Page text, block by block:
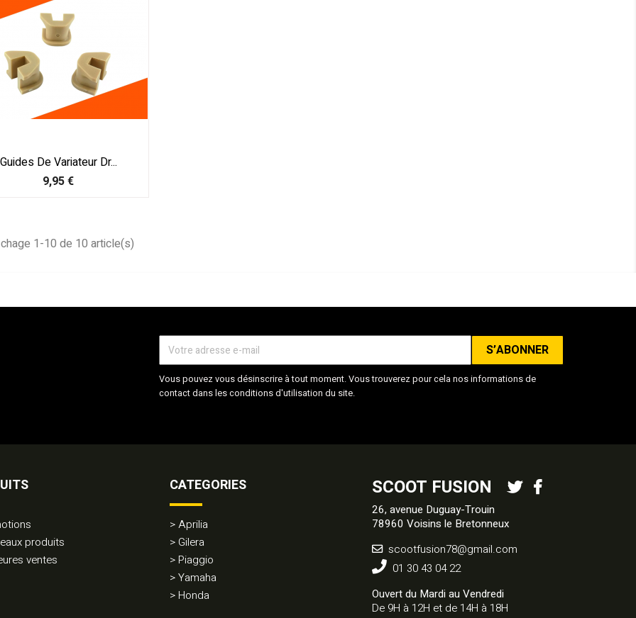
Guides De Variateur Dr...
Prix
9,95 €
1-10 de 10 article(s)
Vous pouvez vous désinscrire à tout moment. Vous trouverez pour cela nos informations de
contact dans les conditions d'utilisation du site.
produits
ventes
CATEGORIES
Aprilia
Gilera
Piaggio
Yamaha
Honda
SCOOT FUSION
26, avenue Duguay-Trouin
78960 Voisins le Bretonneux
scootfusion78@gmail.com
01 30 43 04 22
Ouvert du Mardi au Vendredi
De 9H à 12H et de 14H à 18H